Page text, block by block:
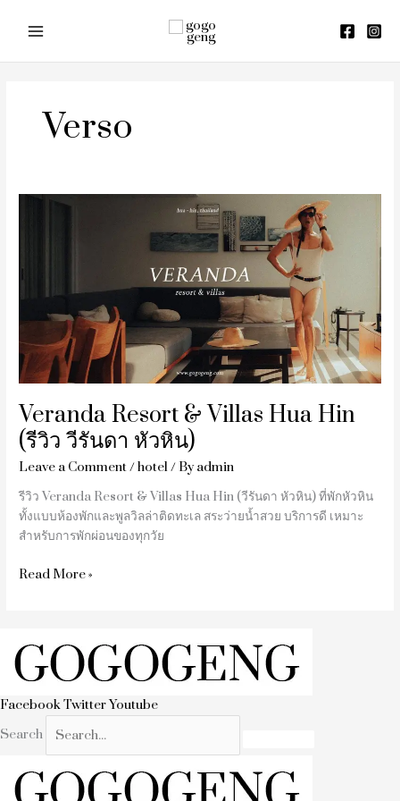
Verso
Veranda Resort & Villas Hua Hin
(รีวิว วีรันดา หัวหิน)
Leave a Comment/hotel/ Byadmin
รีวิว Veranda Resort & Villas Hua Hin (วีรันดา หัวหิน) ที่พักหัวหิน
ทั้งแบบห้องพักและพูลวิลล่าติดทะเล สระว่ายน้ำสวย บริการดี เหมาะ
สำหรับการพักผ่อนของทุกวัย
Veranda
Hua
Hin
(รีวิว
วี
รัน
ดา
Read More »
FacebookTwitterYoutube
Search